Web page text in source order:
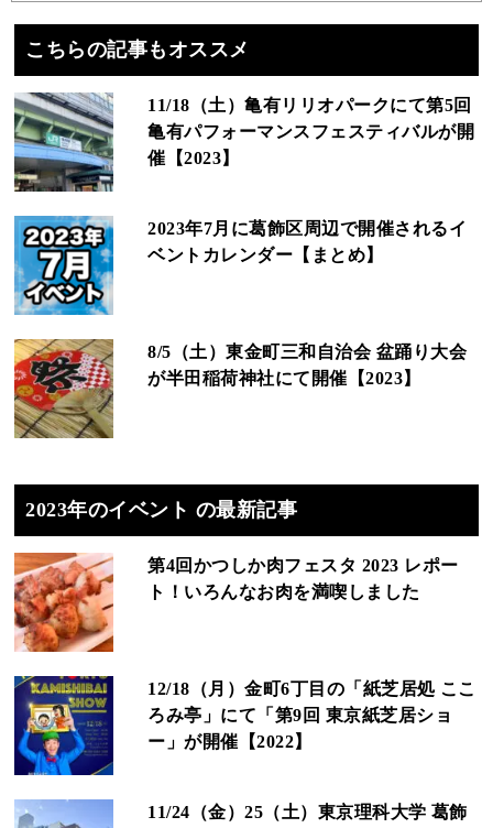
こちらの記事もオススメ
11/18（土）亀有リリオパークにて第5回
亀有パフォーマンスフェスティバルが開
催【2023】
2023年7月に葛飾区周辺で開催されるイ
ベントカレンダー【まとめ】
8/5（土）東金町三和自治会 盆踊り大会
が半田稲荷神社にて開催【2023】
2023年のイベント の最新記事
第4回かつしか肉フェスタ 2023 レポー
ト！いろんなお肉を満喫しました
12/18（月）金町6丁目の「紙芝居処 ここ
ろみ亭」にて「第9回 東京紙芝居ショ
ー」が開催【2022】
11/24（金）25（土）東京理科大学 葛飾